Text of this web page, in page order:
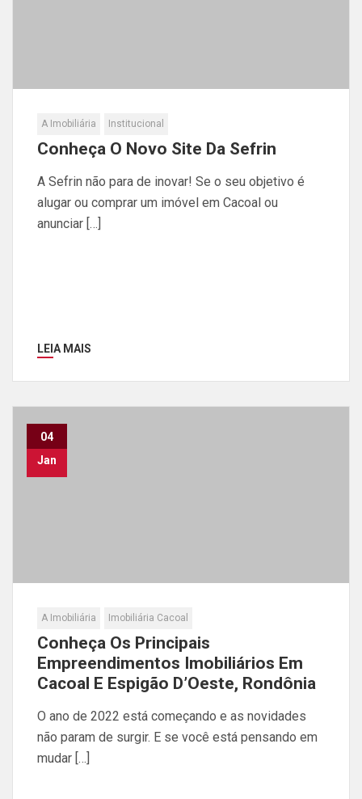
A Imobiliária Institucional
Conheça O Novo Site Da Sefrin
A Sefrin não para de inovar! Se o seu objetivo é
alugar ou comprar um imóvel em Cacoal ou
anunciar […]
LEIA MAIS
04
Jan
A Imobiliária Imobiliária Cacoal
Conheça Os Principais
Empreendimentos Imobiliários Em
Cacoal E Espigão D’Oeste, Rondônia
O ano de 2022 está começando e as novidades
não param de surgir. E se você está pensando em
mudar […]